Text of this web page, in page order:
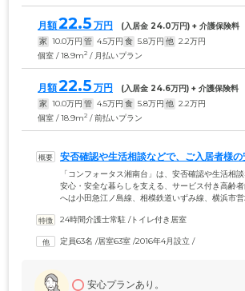
月額22.5 万円 (入居金 24.0万円) + 介護保険料
家 10.0万円 管 4.5万円 食 5.8万円 他 2.2万円
個室 / 18.9m2 / 月払いプラン
月額22.5 万円 (入居金 24.6万円) + 介護保険料
家 10.0万円 管 4.5万円 食 5.8万円 他 2.2万円
個室 / 18.9m2 / 前払いプラン
安否確認や生活相談などで、ご入居者様の
しを支えます
「コンフォータス湘南台」は、安否確認や生活相
安心・安全な暮らしを支える、サービス付き高齢
へは小田急江ノ島線、相模鉄道いずみ線、横浜市
軽にお立ち寄り頂ける好立地です。駅周辺には大型
り、坪庭を望めホテルの大浴場を思わせる大きな浴
24時間介護士常駐 /トイレ付き居室
定員63名 /居室63室 /2016年4月設立 /
安心プランあり。